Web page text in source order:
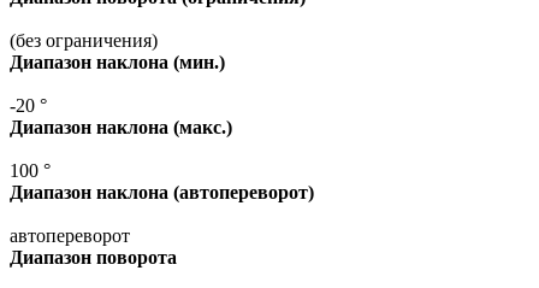
(без ограничения)
Диапазон наклона (мин.)
-20 °
Диапазон наклона (макс.)
100 °
Диапазон наклона (автопереворот)
автопереворот
Диапазон поворота